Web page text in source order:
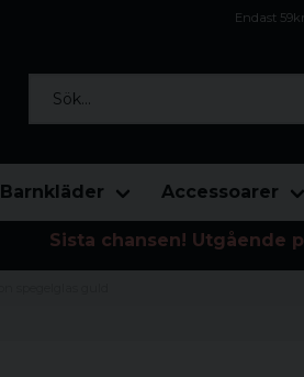
Endast
Barnkläder Accessoarer
Sista chansen! Utgående